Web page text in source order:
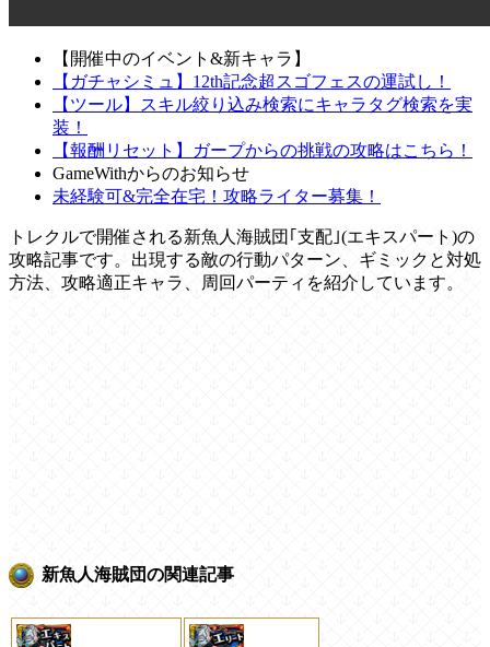
【開催中のイベント&新キャラ】
【ガチャシミュ】12th記念超スゴフェスの運試し！
【ツール】スキル絞り込み検索にキャラタグ検索を実
装！
【報酬リセット】ガープからの挑戦の攻略はこちら！
GameWithからのお知らせ
未経験可&完全在宅！攻略ライター募集！
トレクルで開催される新魚人海賊団｢支配｣(エキスパート)の
攻略記事です。出現する敵の行動パターン、ギミックと対処
方法、攻略適正キャラ、周回パーティを紹介しています。
新魚人海賊団の関連記事